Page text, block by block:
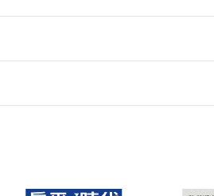
速強化資訊吸收與傳遞。
第2條第5款之規定，「非以有形媒
有形媒介提供之數位內容，消費者